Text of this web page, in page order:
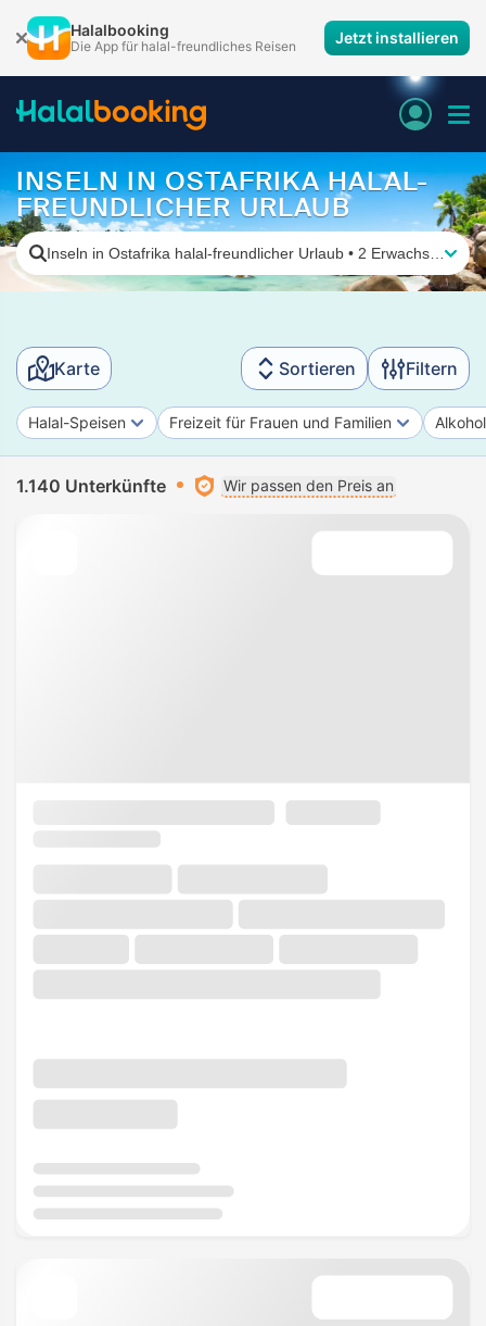
Halalbooking
Die App für halal-freundliches Reisen Jetzt installieren
INSELN IN OSTAFRIKA HALAL-
FREUNDLICHER URLAUB
Inseln in Ostafrika halal-freundlicher Urlaub • 2 Erwachsene
Karte Sortieren Filtern
Halal-Speisen Freizeit für Frauen und Familien
1.140 Unterkünfte Wir passen den Preis an